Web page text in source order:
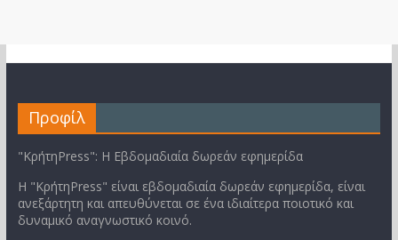
Προφίλ
"ΚρήτηPress": Η Εβδομαδιαία δωρεάν εφημερίδα
Η "ΚρήτηPress" είναι εβδομαδιαία δωρεάν εφημερίδα, είναι
ανεξάρτητη και απευθύνεται σε ένα ιδιαίτερα ποιοτικό και
δυναμικό αναγνωστικό κοινό.